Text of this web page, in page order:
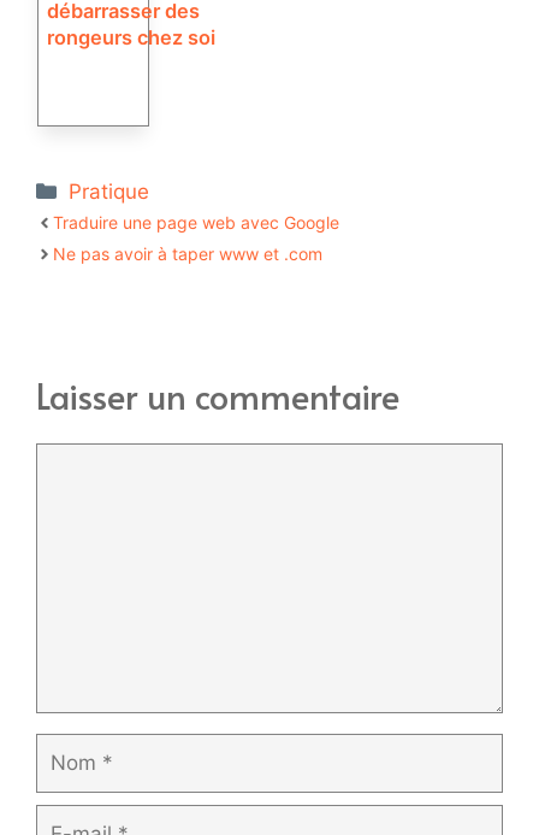
débarrasser des
rongeurs chez soi
Catégories
Pratique
Traduire une page web avec Google
Ne pas avoir à taper www et .com
Laisser un commentaire